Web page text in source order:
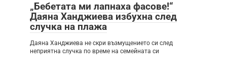
„Бебетата ми лапнаха фасове!“
Даяна Ханджиева избухна след
случка на плажа
Даяна Ханджиева не скри възмущението си след
неприятна случка по време на семейната си